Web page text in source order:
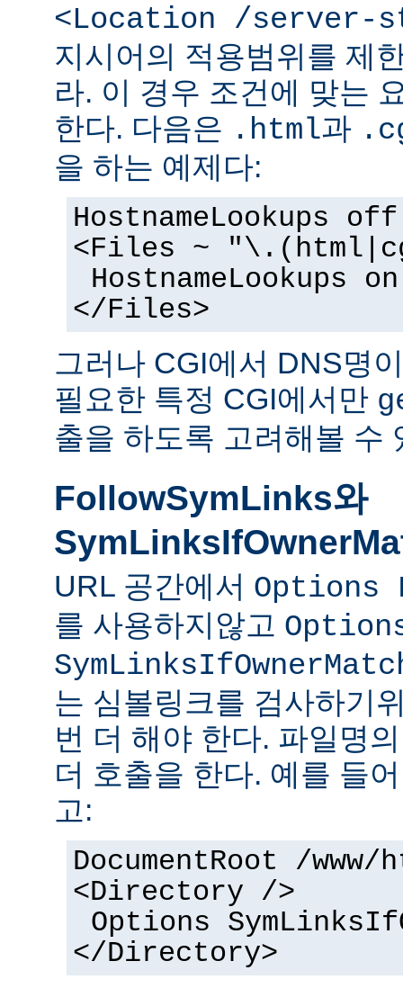
<Location /server-
지시어의 적용범위를 제
라. 이 경우 조건에 맞는
한다. 다음은 .html과
을 하는 예제다:
HostnameLookups off
<Files ~
HostnameLookups on
</Files>
그러나 CGI에서 DNS명
필요한 특정 CGI에서만
출을 하도록 고려해볼 수
FollowSymLinks와
URL 공간에서 Options
를 사용하지않고
는 심볼링크를 검사하기
번 더 해야 한다. 파일명
더 호출을 한다. 예를 들
고:
DocumentRoot /www/
<Directory />
Options
</Directory>